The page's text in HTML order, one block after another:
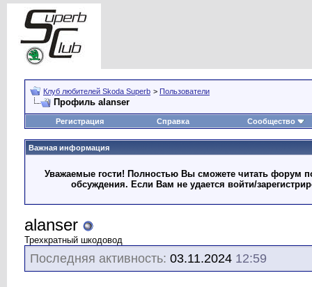
Клуб любителей Skoda Superb > Пользователи
Профиль alanser
Регистрация Справка Сообщество
Важная информация
Уважаемые гости! Полностью Вы сможете читать форум
обсуждения. Если Вам не удается войти/
alanser
Трехкратный шкодовод
Последняя активность: 03.11.2024 12:59